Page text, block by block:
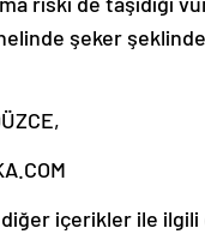
şeker
diğer içerikler ile